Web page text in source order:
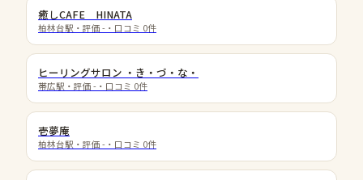
癒しCAFE HINATA
柏林台駅 ・評価 - ・口コミ 0件
ヒーリングサロン ・き・づ・な・
帯広駅 ・評価 - ・口コミ 0件
壱夢庵
柏林台駅 ・評価 - ・口コミ 0件